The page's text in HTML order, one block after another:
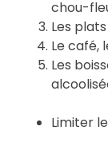
chou-
Les
Le café,
Les
Limiter